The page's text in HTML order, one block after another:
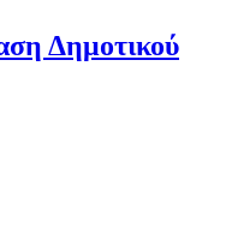
Δημοτικού